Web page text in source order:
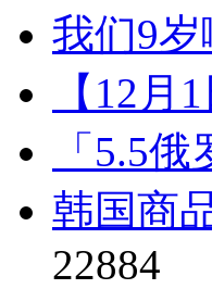
我们9岁
【12
「5.5
韩国商
22884